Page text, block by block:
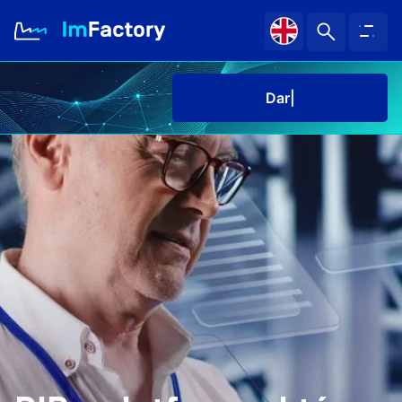
O nas
Branże i Rozwiązania
Baza wiedzy
Kariera
Darmowe